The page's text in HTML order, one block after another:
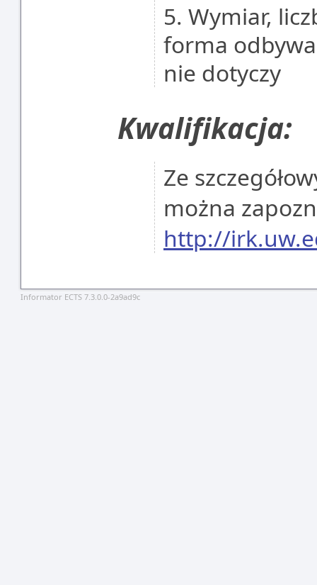
5. Wymiar,
forma
nie dotyczy
Kwalifikacja:
Ze
można
http://
Informator ECTS 7.3.0.0-2a9ad9c